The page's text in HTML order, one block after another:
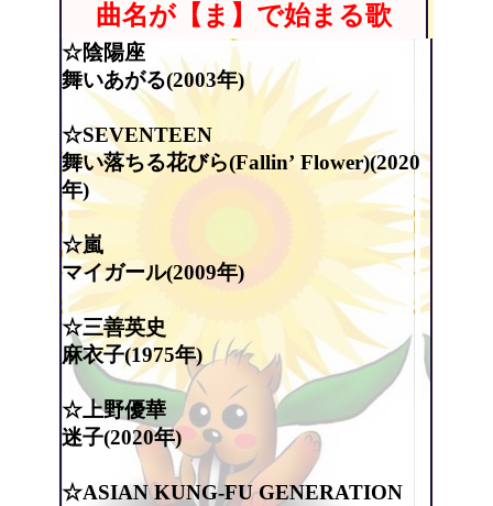
曲名が【ま】で始まる歌
☆陰陽座
舞いあがる(2003年)
☆SEVENTEEN
舞い落ちる花びら(Fallin’ Flower)(2020
年)
☆嵐
マイガール(2009年)
☆三善英史
麻衣子(1975年)
☆上野優華
迷子(2020年)
☆ASIAN KUNG-FU GENERATION